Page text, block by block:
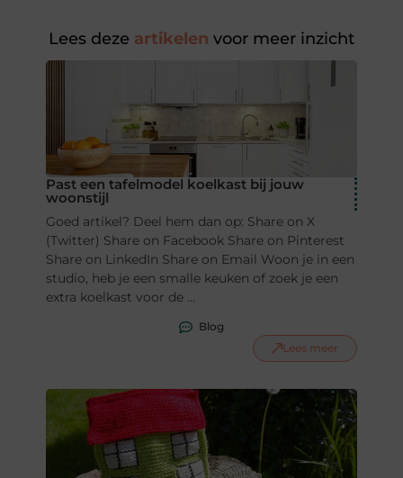
Lees deze artikelen voor meer inzicht
Past een tafelmodel koelkast bij jouw
woonstijl
Goed artikel? Deel hem dan op: Share on X
(Twitter) Share on Facebook Share on Pinterest
Share on LinkedIn Share on Email Woon je in een
studio, heb je een smalle keuken of zoek je een
extra koelkast voor de ...
Blog
Lees meer